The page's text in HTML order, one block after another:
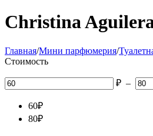
Christina
Главная/Мини парфюмерия/
Стоимость
₽ –
60₽
80₽